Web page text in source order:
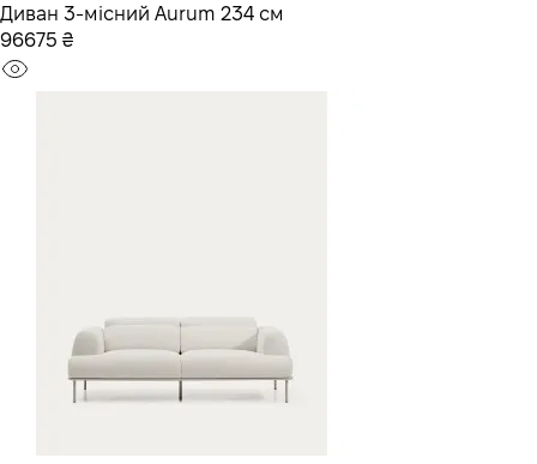
Диван 3-місний Aurum 234 см
96675 ₴